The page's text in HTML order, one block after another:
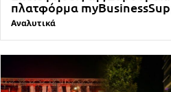
πλατφόρμα
Αναλυτικά